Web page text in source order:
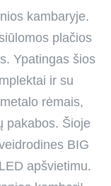
kambaryje.
plačios
Ypatingas šios
ir su
rėmais,
pakabos. Šioje
BIG
apšvietimu.